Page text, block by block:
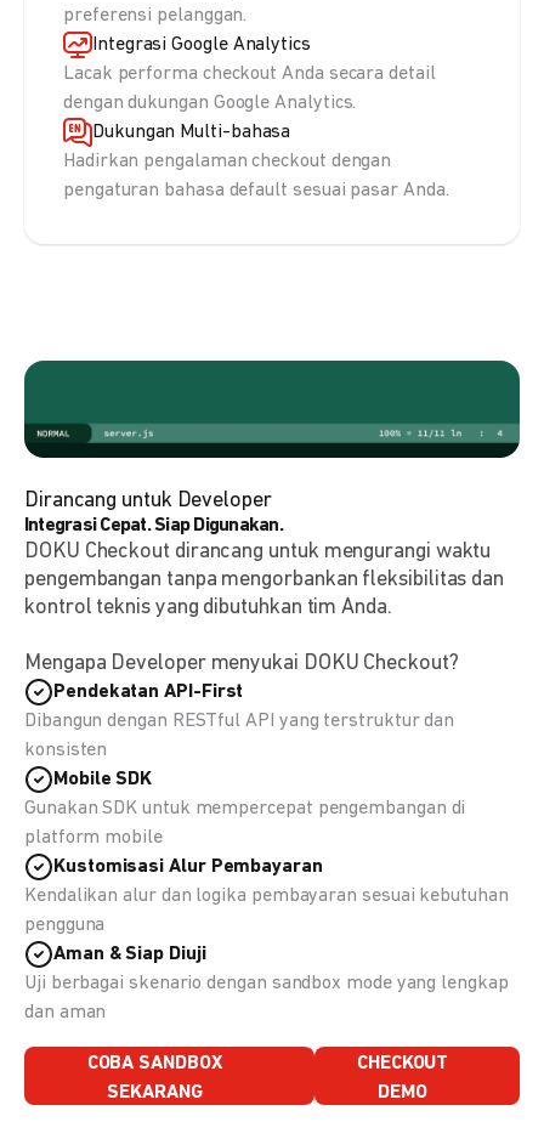
preferensi pelanggan.
Integrasi Google Analytics
Lacak performa checkout Anda secara detail
dengan dukungan Google Analytics.
Dukungan Multi-bahasa
Hadirkan pengalaman checkout dengan
pengaturan bahasa default sesuai pasar Anda.
Dirancang untuk Developer
Integrasi Cepat. Siap Digunakan.
DOKU Checkout dirancang untuk mengurangi waktu
pengembangan tanpa mengorbankan fleksibilitas dan
kontrol teknis yang dibutuhkan tim Anda.
Mengapa Developer menyukai DOKU Checkout?
Pendekatan API-First
Dibangun dengan RESTful API yang terstruktur dan
konsisten
Mobile SDK
Gunakan SDK untuk mempercepat pengembangan di
platform mobile
Kustomisasi Alur Pembayaran
Kendalikan alur dan logika pembayaran sesuai kebutuhan
pengguna
Aman & Siap Diuji
Uji berbagai skenario dengan sandbox mode yang lengkap
dan aman
COBA SANDBOX
SEKARANG
CHECKOUT
DEMO